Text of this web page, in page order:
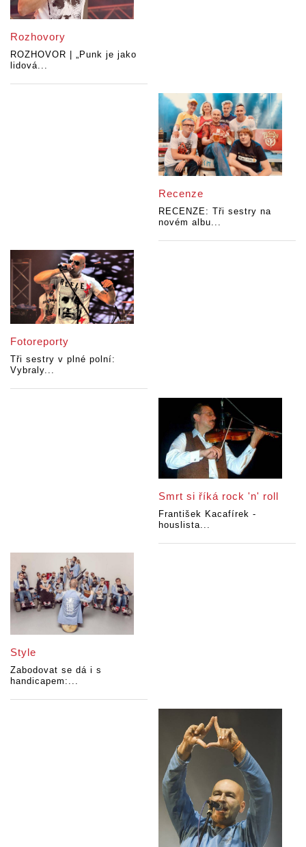
Rozhovory
ROZHOVOR | „Punk je jako
lidová...
Recenze
RECENZE: Tři sestry na
novém albu...
Fotoreporty
Tři sestry v plné polní:
Vybraly...
Smrt si říká rock 'n' roll
František Kacafírek -
houslista...
Style
Zabodovat se dá i s
handicapem:...